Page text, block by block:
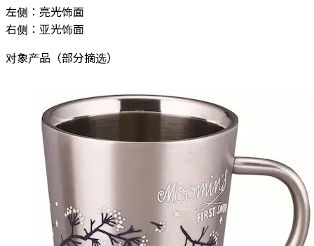
左侧：亮光饰面
右侧：亚光饰面
对象产品（部分摘选）